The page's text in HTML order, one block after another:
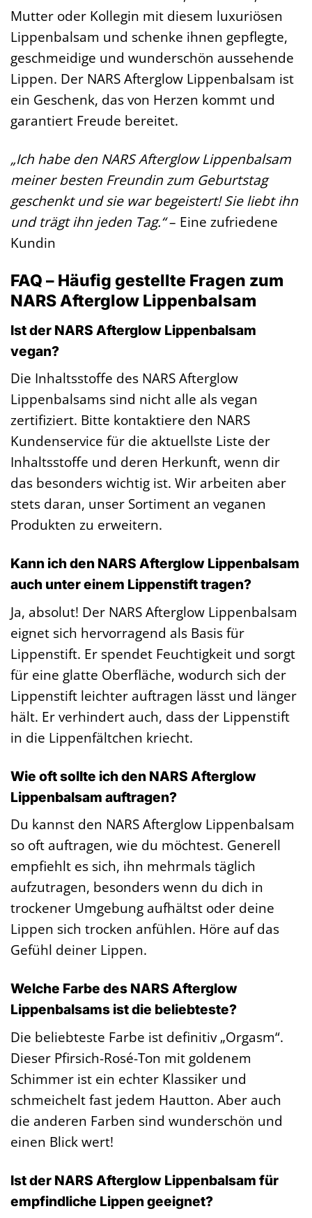
Mutter oder Kollegin mit diesem luxuriösen
Lippenbalsam und schenke ihnen gepflegte,
geschmeidige und wunderschön aussehende
Lippen. Der NARS Afterglow Lippenbalsam ist
ein Geschenk, das von Herzen kommt und
garantiert Freude bereitet.
„Ich habe den NARS Afterglow Lippenbalsam
meiner besten Freundin zum Geburtstag
geschenkt und sie war begeistert! Sie liebt ihn
und trägt ihn jeden Tag.“– Eine zufriedene
Kundin
FAQ – Häufig gestellte Fragen zum
NARS Afterglow Lippenbalsam
Ist der NARS Afterglow Lippenbalsam
vegan?
Die Inhaltsstoffe des NARS Afterglow
Lippenbalsams sind nicht alle als vegan
zertifiziert. Bitte kontaktiere den NARS
Kundenservice für die aktuellste Liste der
Inhaltsstoffe und deren Herkunft, wenn dir
das besonders wichtig ist. Wir arbeiten aber
stets daran, unser Sortiment an veganen
Produkten zu erweitern.
Kann ich den NARS Afterglow Lippenbalsam
auch unter einem Lippenstift tragen?
Ja, absolut! Der NARS Afterglow Lippenbalsam
eignet sich hervorragend als Basis für
Lippenstift. Er spendet Feuchtigkeit und sorgt
für eine glatte Oberfläche, wodurch sich der
Lippenstift leichter auftragen lässt und länger
hält. Er verhindert auch, dass der Lippenstift
in die Lippenfältchen kriecht.
Wie oft sollte ich den NARS Afterglow
Lippenbalsam auftragen?
Du kannst den NARS Afterglow Lippenbalsam
so oft auftragen, wie du möchtest. Generell
empfiehlt es sich, ihn mehrmals täglich
aufzutragen, besonders wenn du dich in
trockener Umgebung aufhältst oder deine
Lippen sich trocken anfühlen. Höre auf das
Gefühl deiner Lippen.
Welche Farbe des NARS Afterglow
Lippenbalsams ist die beliebteste?
Die beliebteste Farbe ist definitiv „Orgasm“.
Dieser Pfirsich-Rosé-Ton mit goldenem
Schimmer ist ein echter Klassiker und
schmeichelt fast jedem Hautton. Aber auch
die anderen Farben sind wunderschön und
einen Blick wert!
Ist der NARS Afterglow Lippenbalsam für
empfindliche Lippen geeignet?